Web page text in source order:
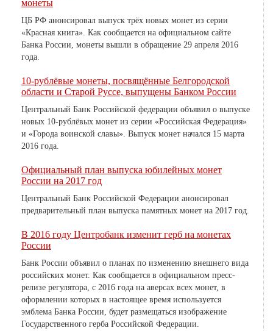
монеты
ЦБ РФ анонсировал выпуск трёх новых монет из серии
«Красная книга». Как сообщается на официальном сайте
Банка России, монеты вышли в обращение 29 апреля 2016
года.
10-рублёвые монеты, посвящённые Белгородской
области и Старой Руссе, выпущены Банком России
Центральный Банк Российской федерации объявил о выпуске
новых 10-рублёвых монет из серии «Российская Федерация»
и «Города воинской славы». Выпуск монет начался 15 марта
2016 года.
Официальный план выпуска юбилейных монет
России на 2017 год
Центральный Банк Российской Федерации анонсировал
предварительный план выпуска памятных монет на 2017 год.
В 2016 году Центробанк изменит герб на монетах
России
Банк России объявил о планах по изменению внешнего вида
российских монет. Как сообщается в официальном пресс-
релизе регулятора, с 2016 года на аверсах всех монет, в
оформлении которых в настоящее время используется
эмблема Банка России, будет размещаться изображение
Государственного герба Российской Федерации.